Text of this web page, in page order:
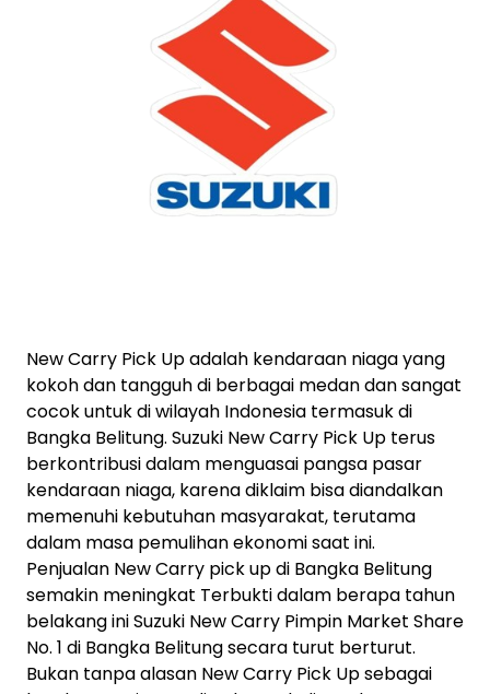
New Carry Pick Up adalah kendaraan niaga yang
kokoh dan tangguh di berbagai medan dan sangat
cocok untuk di wilayah Indonesia termasuk di
Bangka Belitung. Suzuki New Carry Pick Up terus
berkontribusi dalam menguasai pangsa pasar
kendaraan niaga, karena diklaim bisa diandalkan
memenuhi kebutuhan masyarakat, terutama
dalam masa pemulihan ekonomi saat ini.
Penjualan New Carry pick up di Bangka Belitung
semakin meningkat Terbukti dalam berapa tahun
belakang ini Suzuki New Carry Pimpin Market Share
No. 1 di Bangka Belitung secara turut berturut.
Bukan tanpa alasan New Carry Pick Up sebagai